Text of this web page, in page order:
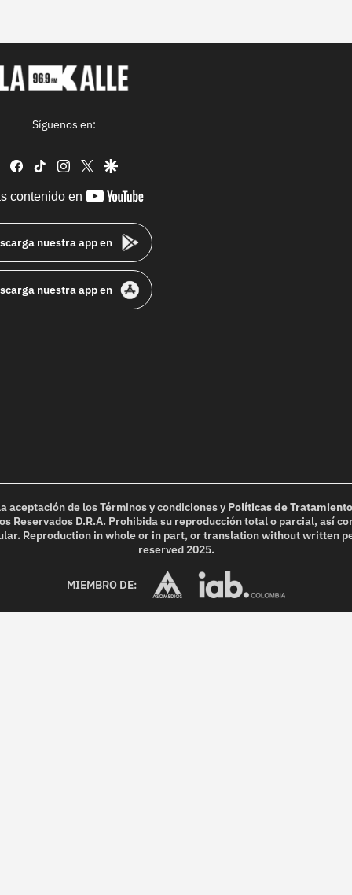
Síguenos en:
facebook
tiktok instagram
twittergoogle
contenido en
youtube-
nuestra app en
nuestra app en
aceptación de losTérminos y condicionesy Políticas de
Reservados D.R.A. Prohibida su reproducción total o parcial, así
Reproduction in whole or in part, or translation without written
reserved 2025.
MIEMBRO DE: